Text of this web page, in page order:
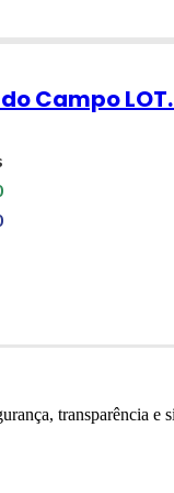
Campo
transparência e